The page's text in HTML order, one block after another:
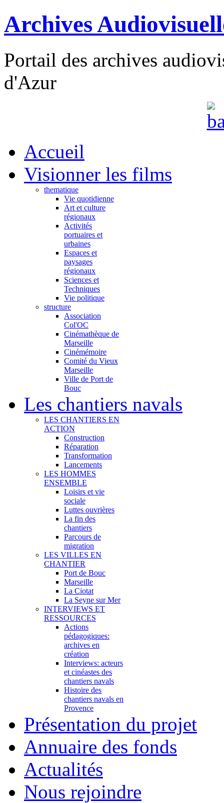
Archives
Portail des archives
d'Azur
Accueil
Visionner les films
thematique
Vie quotidienne
Art et culture
régionaux
Activités
portuaires et
urbaines
Espaces et
paysages
régionaux
Sciences et
Techniques
Vie politique
structure
Association
Col'OC
Cinémathèque de
Marseille
Cinémémoire
Comité du Vieux
Marseille
Ville de Port de
Bouc
Les chantiers navals
LES CHANTIERS EN
ACTION
Construction
Réparation
Transformation
Lancements
LES HOMMES
ENSEMBLE
Loisirs et vie
sociale
Luttes ouvrières
La fin des
chantiers
Parcours de
migration
LES VILLES EN
CHANTIER
Port de Bouc
Marseille
La Ciotat
La Seyne sur Mer
INTERVIEWS ET
RESSOURCES
Actions
pédagogiques:
archives en
création
Interviews: acteurs
et cinéastes des
chantiers navals
Histoire des
chantiers navals en
Provence
Présentation du projet
Annuaire des fonds
Actualités
Nous rejoindre